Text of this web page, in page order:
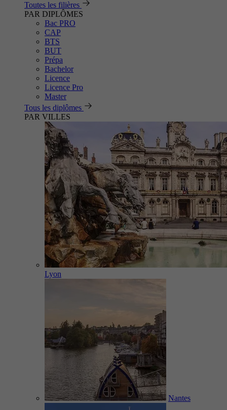
Toutes les filières
PAR DIPLÔMES
Bac PRO
CAP
BTS
BUT
Prépa
Bachelor
Licence
Licence Pro
Master
Tous les diplômes
PAR VILLES
Lyon
Nantes